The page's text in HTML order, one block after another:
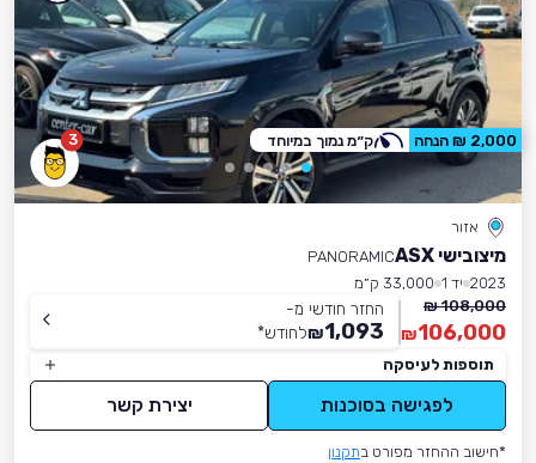
3
אזור
מיצובישי ASX
PANORAMIC
2023 יד 1
33,000 ק״מ
108,000 ₪
106,000
₪
החזר חודשי מ-
1,093
₪לחודש*
תוספות לעיסקה
לפגישה בסוכנות יצירת קשר
*חישוב ההחזר מפורט בתקנון
2,000 ₪ הנחה ק״מ נמוך במיוחד